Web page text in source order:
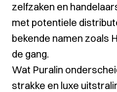
zelfzaken en
met potentiele
bekende namen zoals
de gang.
Wat Puralin
strakke en luxe